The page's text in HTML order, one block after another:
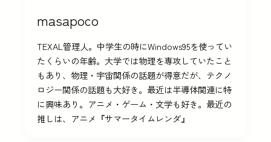
masapoco
TEXAL管理人。中学生の時にWindows95を使ってい
たくらいの年齢。大学では物理を専攻していたこと
もあり、物理・宇宙関係の話題が得意だが、テクノ
ロジー関係の話題も大好き。最近は半導体関連に特
に興味あり。アニメ・ゲーム・文学も好き。最近の
推しは、アニメ『サマータイムレンダ』